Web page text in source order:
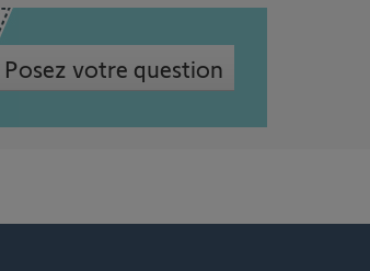
Posez votre question